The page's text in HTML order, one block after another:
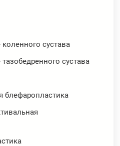
сустава
сустава
блефаропластика